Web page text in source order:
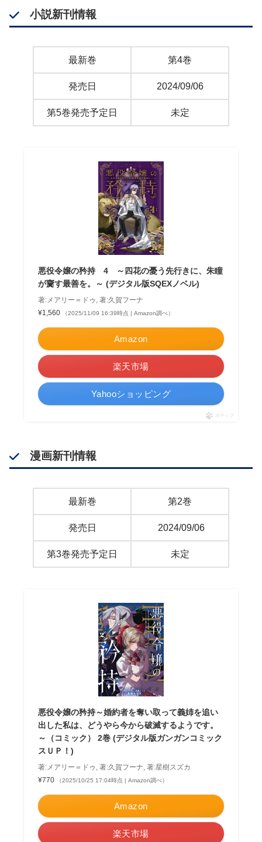
小説新刊情報
最新巻 第4巻
発売日 2024/09/06
第5巻発売予定日 未定
悪役令嬢の矜持 4 ～四花の憂う先行きに、朱瞳
が齎す最善を。～ (デジタル版SQEXノベル)
著:メアリー＝ドゥ, 著:久賀フーナ
¥1,560
（2025/11/09 16:39時点 | Amazon調べ）
Amazon
楽天市場
Yahooショッピング
ポチップ
漫画新刊情報
最新巻 第2巻
発売日 2024/09/06
第3巻発売予定日 未定
悪役令嬢の矜持～婚約者を奪い取って義姉を追い
出した私は、どうやら今から破滅するようです。
～（コミック） 2巻 (デジタル版ガンガンコミック
スＵＰ！)
著:メアリー＝ドゥ, 著:久賀フーナ, 著:星樹スズカ
¥770
（2025/10/25 17:04時点 | Amazon調べ）
Amazon
楽天市場